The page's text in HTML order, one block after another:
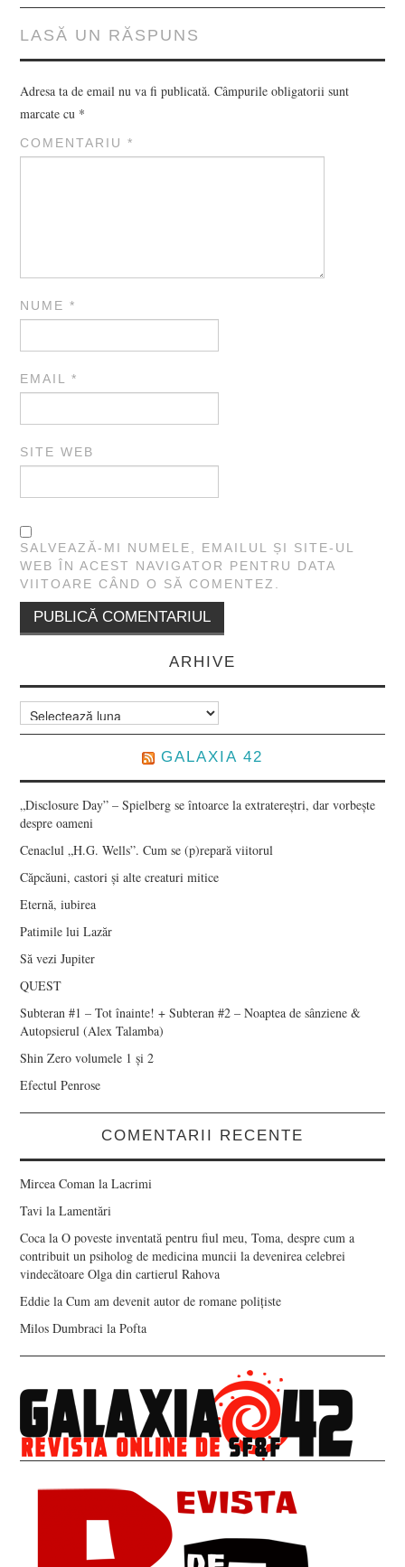
LASĂ UN RĂSPUNS
Adresa ta de email nu va fi publicată. Câmpurile obligatorii sunt
marcate cu *
COMENTARIU*
NUME*
EMAIL*
SITE WEB
SALVEAZĂ-MI NUMELE, EMAILUL ȘI SITE-UL
WEB ÎN ACEST NAVIGATOR PENTRU DATA
VIITOARE CÂND O SĂ COMENTEZ.
ARHIVE
Arhive
GALAXIA 42
„Disclosure Day” – Spielberg se întoarce la extratereștri, dar vorbește
despre oameni
Cenaclul „H.G. Wells”. Cum se (p)repară viitorul
Căpcăuni, castori și alte creaturi mitice
Eternă, iubirea
Patimile lui Lazăr
Să vezi Jupiter
QUEST
Subteran #1 – Tot înainte! + Subteran #2 – Noaptea de sânziene &
Autopsierul (Alex Talamba)
Shin Zero volumele 1 și 2
Efectul Penrose
COMENTARII RECENTE
Mircea Coman laLacrimi
Tavi laLamentări
Coca laO poveste inventată pentru fiul meu, Toma, despre cum a
contribuit un psiholog de medicina muncii la devenirea celebrei
vindecătoare Olga din cartierul Rahova
Eddie laCum am devenit autor de romane polițiste
Milos Dumbraci laPofta